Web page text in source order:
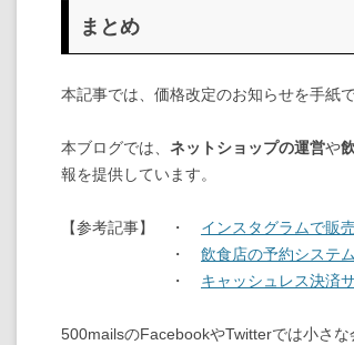
まとめ
本記事では、価格改定のお知らせを手紙
本ブログでは、 ネットショップの運営や
報を提供しています。
【参考記事】 ・ インスタグラムで販
・ 飲食店の予約システ
・ キャッシュレス決済
500mailsのFacebookやTwitterでは小さな